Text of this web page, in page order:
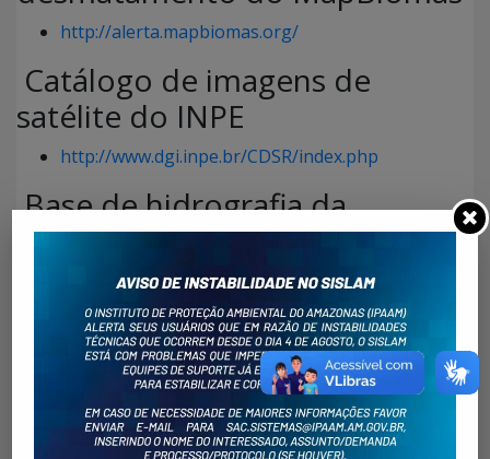
http://alerta.mapbiomas.org/
Catálogo de imagens de
satélite do INPE
http://www.dgi.inpe.br/CDSR/index.php
Base de hidrografia da
Fundação Brasileira para
Desenvolvimento Sustentável
(FBDS)
http://geo.fbds.org.br/AM/
Base do desmatamento do
Terrabrasilis (PRODES)